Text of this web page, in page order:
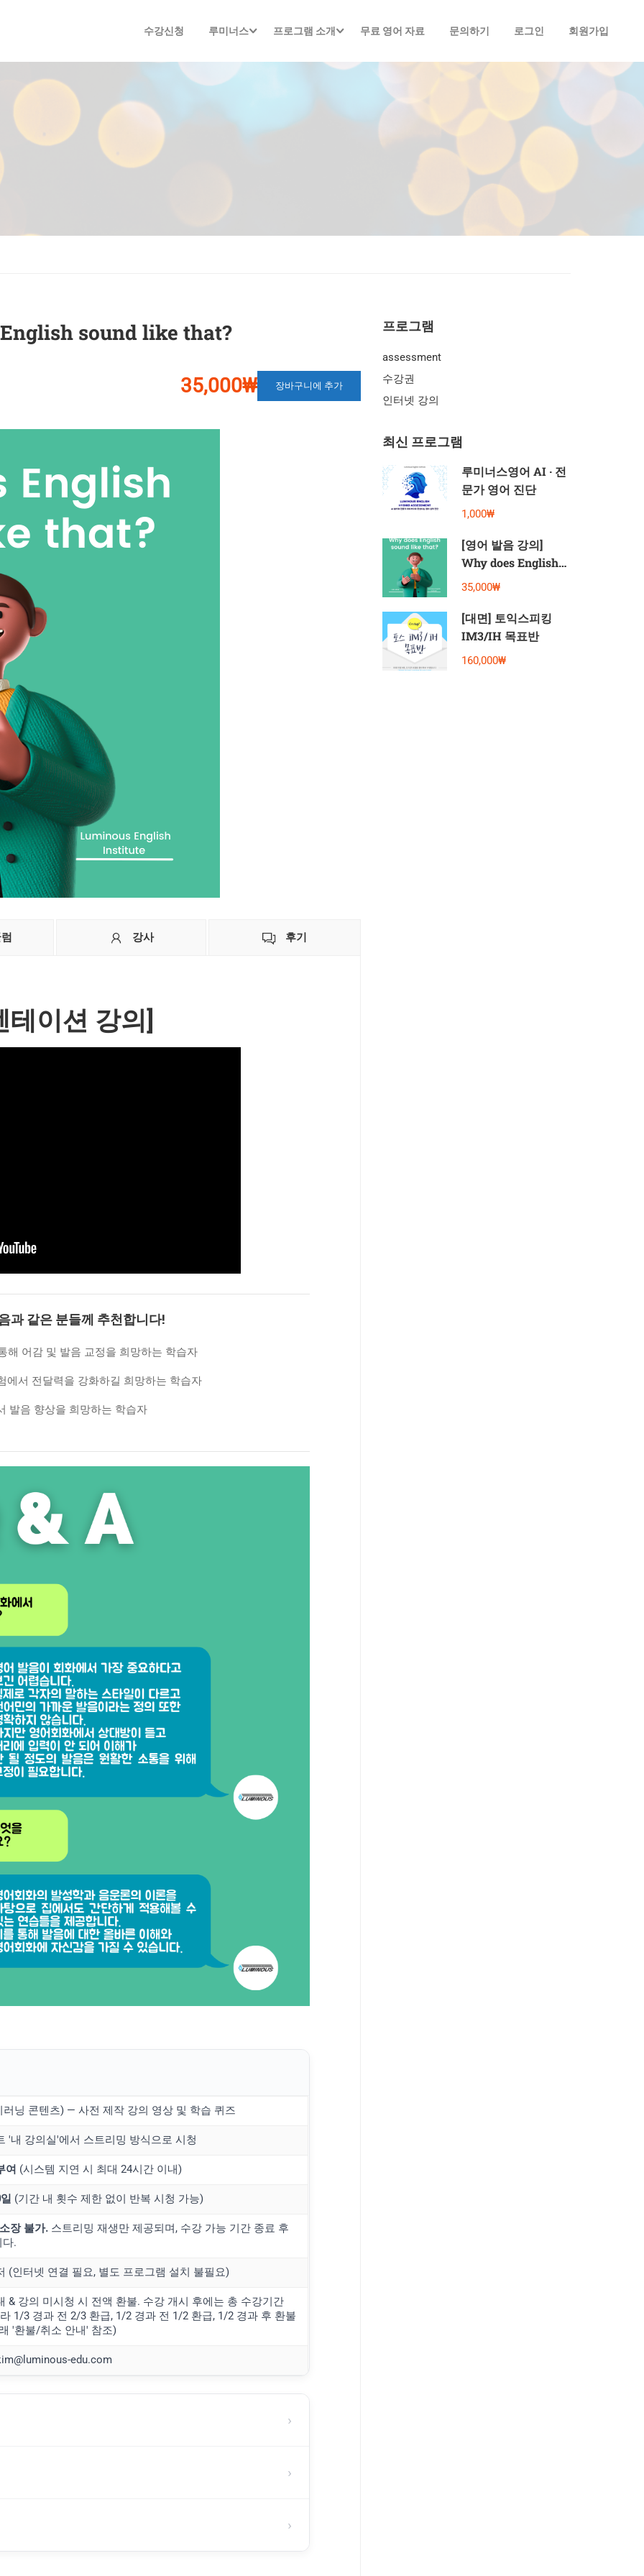
수강신청 루미너스 프로그램 소개 무료 영어 자료 문의하기 로그인 회원가입
sound like that?
35,000₩ 장바구니에 추가
강사 후기
테이션 강의]
과 같은 분들께 추천합니다!
해 어감 및 발음 교정을 희망하는 학습자
에서 전달력을 강화하길 희망하는 학습자
발음 향상을 희망하는 학습자
닝 콘텐츠) — 사전 제작 강의 영상 및 학습 퀴즈
'내 강의실'에서 스트리밍 방식으로 시청
여 (시스템 지연 시 최대 24시간 이내)
(기간 내 횟수 제한 없이 반복 시청 가능)
장 불가.스트리밍 재생만 제공되며, 수강 가능 기간 종료 후
다.
(인터넷 연결 필요, 별도 프로그램 설치 불필요)
& 강의 미시청 시 전액 환불. 수강 개시 후에는 총 수강기간
1/3 경과 전 2/3 환급, 1/2 경과 전 1/2 환급, 1/2 경과 후 환불
'환불/취소 안내' 참조)
edu.com
›
›
›
프로그램
assessment
수강권
인터넷 강의
최신 프로그램
루미너스영어 AI · 전
문가 영어 진단
1,000₩
[영어 발음 강의]
Why does English
sound like that?
35,000₩
[대면] 토익스피킹
IM3/IH 목표반
160,000₩